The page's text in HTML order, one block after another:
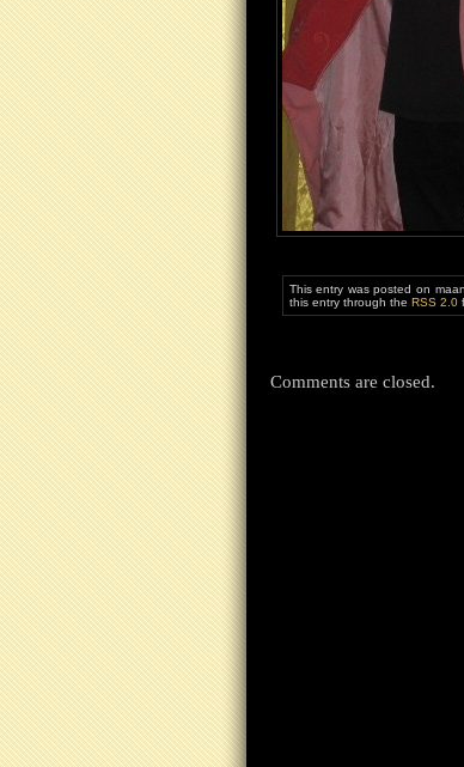
This entry was posted on
this entry through the RSS 2.0
Comments are closed.